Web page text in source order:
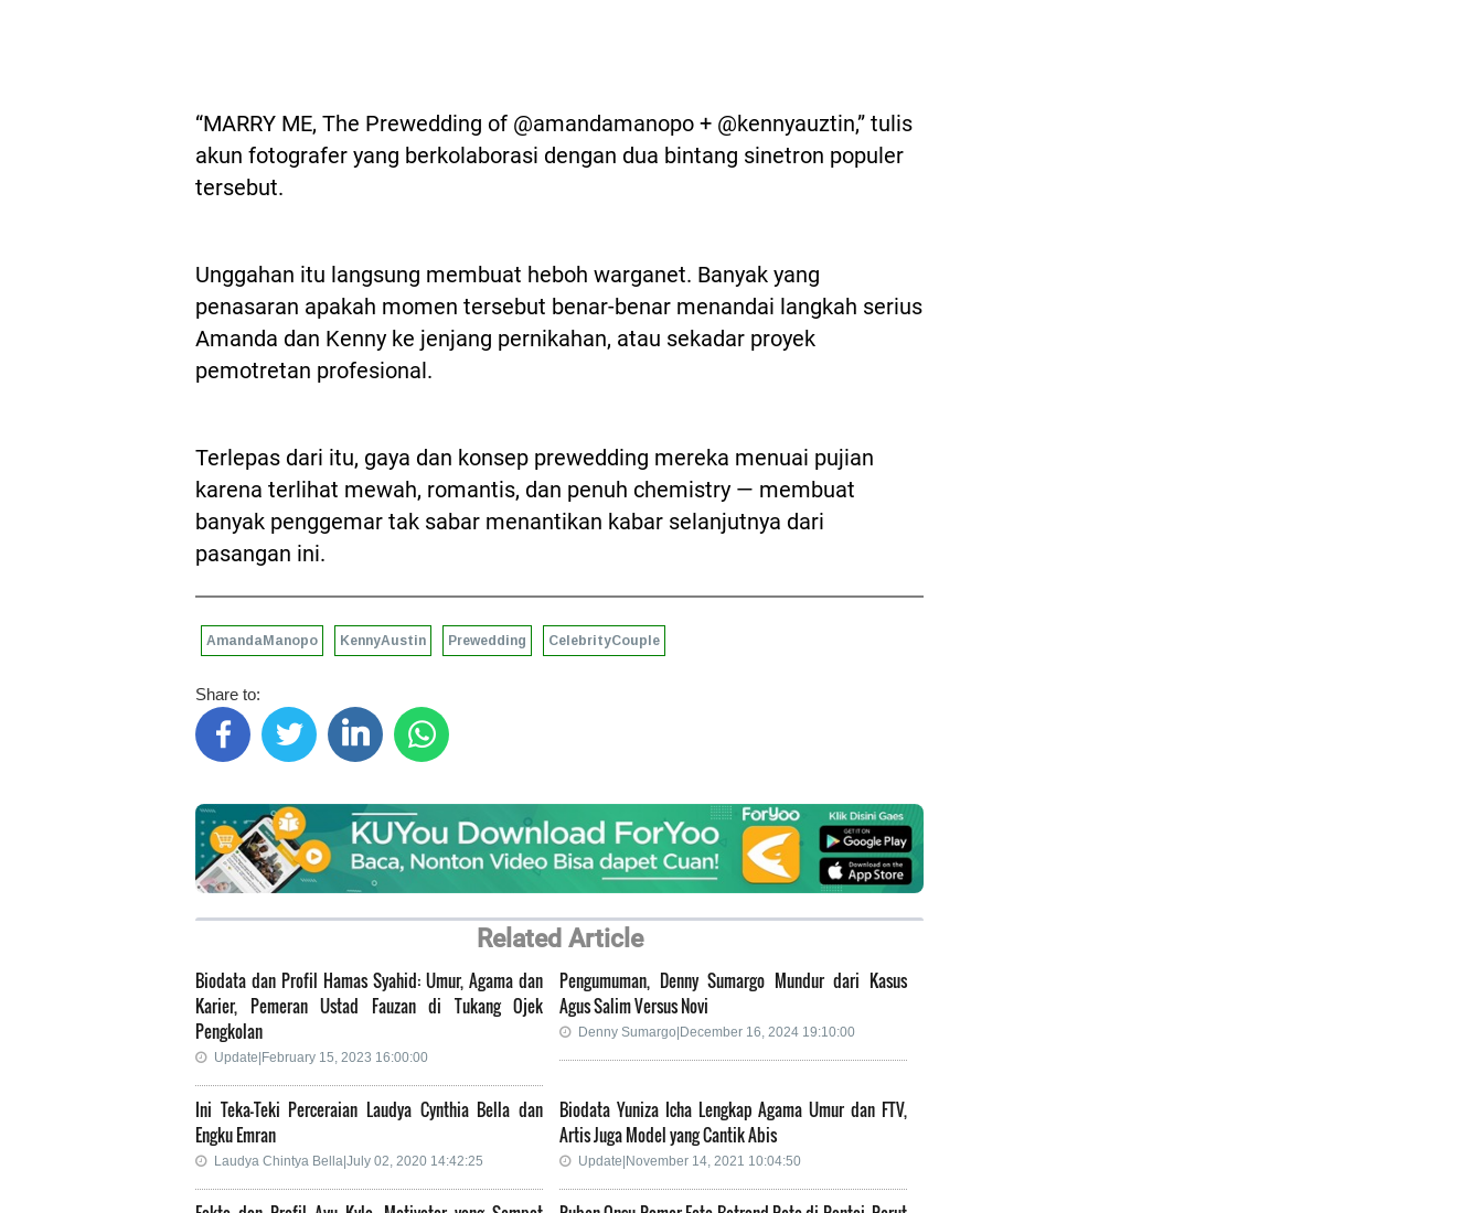
“MARRY ME, The Prewedding of @amandamanopo + @kennyauztin,” tulis
akun fotografer yang berkolaborasi dengan dua bintang sinetron populer
tersebut.
Unggahan itu langsung membuat heboh warganet. Banyak yang
penasaran apakah momen tersebut benar-benar menandai langkah serius
Amanda dan Kenny ke jenjang pernikahan, atau sekadar proyek
pemotretan profesional.
Terlepas dari itu, gaya dan konsep prewedding mereka menuai pujian
karena terlihat mewah, romantis, dan penuh chemistry — membuat
banyak penggemar tak sabar menantikan kabar selanjutnya dari
pasangan ini.
AmandaManopo KennyAustin Prewedding CelebrityCouple
Share to:
Related Article
Biodata dan Profil Hamas Syahid: Umur, Agama dan
Karier, Pemeran Ustad Fauzan di Tukang Ojek
Pengkolan
Update|February 15, 2023 16:00:00
Pengumuman, Denny Sumargo Mundur dari Kasus
Agus Salim Versus Novi
Denny Sumargo|December 16, 2024 19:10:00
Ini Teka-Teki Perceraian Laudya Cynthia Bella dan
Engku Emran
Laudya Chintya Bella|July 02, 2020 14:42:25
Biodata Yuniza Icha Lengkap Agama Umur dan FTV,
Artis Juga Model yang Cantik Abis
Update|November 14, 2021 10:04:50